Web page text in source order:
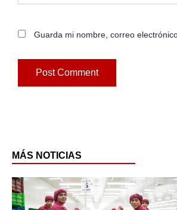
Guarda mi nombre, correo
MÁS NOTICIAS